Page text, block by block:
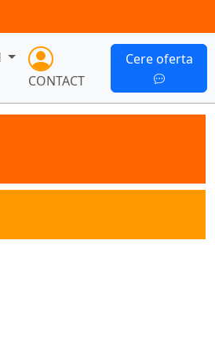
CONTACT
Cere oferta